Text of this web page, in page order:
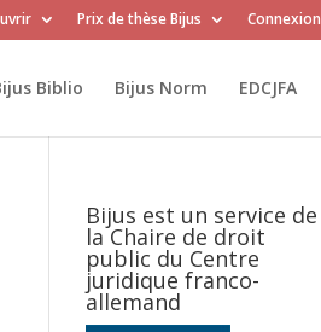
Prix de thèse Bijus Connexion
Biblio Bijus Norm EDCJFA
Bijus est un service de
la Chaire de droit
public du Centre
juridique franco-
allemand